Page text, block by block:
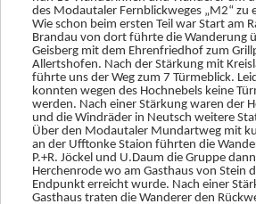
Programm
Rückblick
Rückblick 2026
Rückblick 2025
Rückblick 2024
Rückblick 2023
des Modautaler Fernblickweges „M2“ zu
Wie schon beim ersten Teil war Start am
Brandau von dort führte die Wanderung
Geisberg mit dem Ehrenfriedhof zum
Allertshofen. Nach der Stärkung mit
führte uns der Weg zum 7 Türmeblick.
konnten wegen des Hochnebels keine
werden. Nach einer Stärkung waren der
und die Windräder in Neutsch weitere
Über den Modautaler Mundartweg mit
an der Ufftonke Staion führten die
P.+R. Jöckel und U.Daum die Gruppe
Herchenrode wo am Gasthaus von Stein
Endpunkt erreicht wurde. Nach einer
Gasthaus traten die Wanderer den